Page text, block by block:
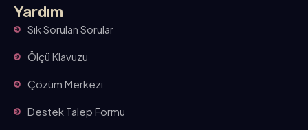
Yardım
Sık Sorulan Sorular
Ölçü Klavuzu
Çözüm Merkezi
Destek Talep Formu